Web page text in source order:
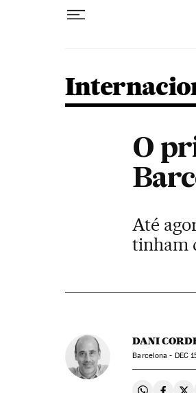
O
Até
tinham
DANI
Barcelona - DEC